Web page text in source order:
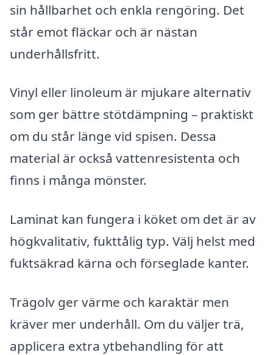
sin hållbarhet och enkla rengöring. Det
står emot fläckar och är nästan
underhållsfritt.
Vinyl eller linoleum är mjukare alternativ
som ger bättre stötdämpning – praktiskt
om du står länge vid spisen. Dessa
material är också vattenresistenta och
finns i många mönster.
Laminat kan fungera i köket om det är av
högkvalitativ, fukttålig typ. Välj helst med
fuktsäkrad kärna och förseglade kanter.
Trägolv ger värme och karaktär men
kräver mer underhåll. Om du väljer trä,
applicera extra ytbehandling för att